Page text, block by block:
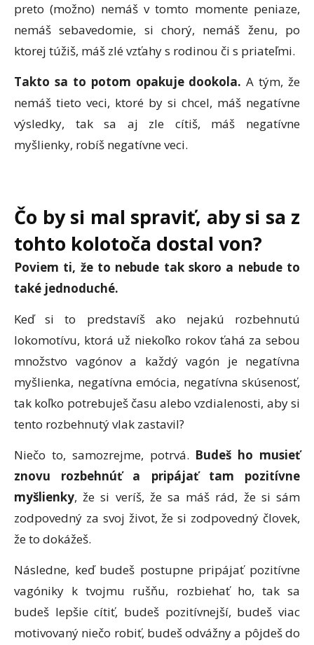
preto (možno) nemáš v tomto momente peniaze,
nemáš sebavedomie, si chorý, nemáš ženu, po
ktorej túžiš, máš zlé vzťahy s rodinou či s priateľmi.
Takto sa to potom opakuje dookola. A tým, že
nemáš tieto veci, ktoré by si chcel, máš negatívne
výsledky, tak sa aj zle cítiš, máš negatívne
myšlienky, robíš negatívne veci.
Čo by si mal spraviť, aby si sa z
tohto kolotoča dostal von?
Poviem ti, že to nebude tak skoro a nebude to
také jednoduché.
Keď si to predstavíš ako nejakú rozbehnutú
lokomotívu, ktorá už niekoľko rokov ťahá za sebou
množstvo vagónov a každý vagón je negatívna
myšlienka, negatívna emócia, negatívna skúsenosť,
tak koľko potrebuješ času alebo vzdialenosti, aby si
tento rozbehnutý vlak zastavil?
Niečo to, samozrejme, potrvá. Budeš ho musieť
znovu rozbehnúť a pripájať tam pozitívne
myšlienky, že si veríš, že sa máš rád, že si sám
zodpovedný za svoj život, že si zodpovedný človek,
že to dokážeš.
Následne, keď budeš postupne pripájať pozitívne
vagóniky k tvojmu rušňu, rozbiehať ho, tak sa
budeš lepšie cítiť, budeš pozitívnejší, budeš viac
motivovaný niečo robiť, budeš odvážny a pôjdeš do